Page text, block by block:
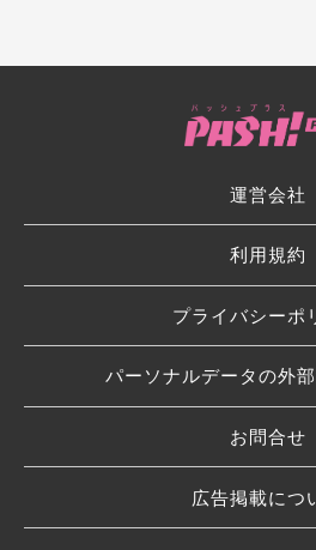
運営会社
利用規約
プライバシーポ
パーソナルデータの外
お問合せ
広告掲載につ